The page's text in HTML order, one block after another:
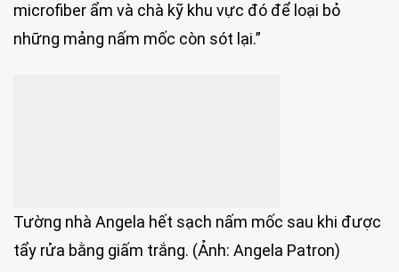
microfiber ẩm và chà kỹ khu vực đó để loại bỏ
những mảng nấm mốc còn sót lại.”
Tường nhà Angela hết sạch nấm mốc sau khi được
tẩy rửa bằng giấm trắng. (Ảnh: Angela Patron)